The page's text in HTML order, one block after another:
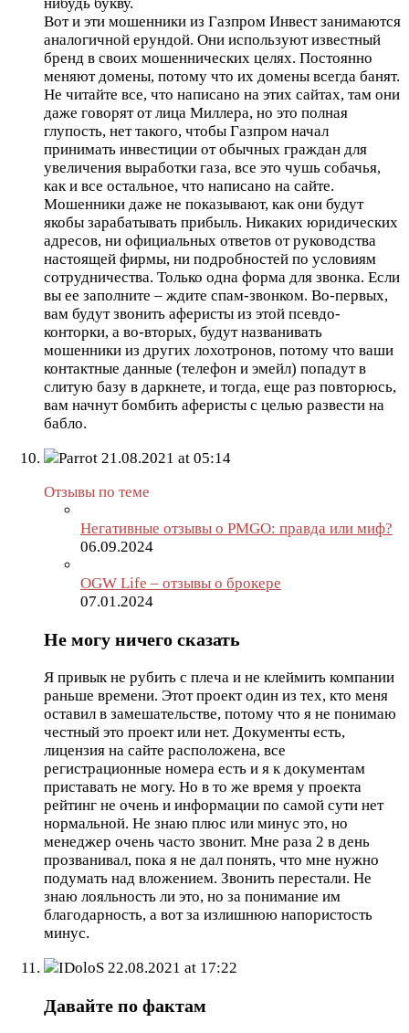
нибудь букву.
Вот и эти мошенники из Газпром Инвест занимаются
аналогичной ерундой. Они используют известный
бренд в своих мошеннических целях. Постоянно
меняют домены, потому что их домены всегда банят.
Не читайте все, что написано на этих сайтах, там они
даже говорят от лица Миллера, но это полная
глупость, нет такого, чтобы Газпром начал
принимать инвестиции от обычных граждан для
увеличения выработки газа, все это чушь собачья,
как и все остальное, что написано на сайте.
Мошенники даже не показывают, как они будут
якобы зарабатывать прибыль. Никаких юридических
адресов, ни официальных ответов от руководства
настоящей фирмы, ни подробностей по условиям
сотрудничества. Только одна форма для звонка. Если
вы ее заполните – ждите спам-звонком. Во-первых,
вам будут звонить аферисты из этой псевдо-
конторки, а во-вторых, будут названивать
мошенники из других лохотронов, потому что ваши
контактные данные (телефон и эмейл) попадут в
слитую базу в даркнете, и тогда, еще раз повторюсь,
вам начнут бомбить аферисты с целью развести на
бабло.
Parrot 21.08.2021 at 05:14
Отзывы по теме
Негативные отзывы о PMGO: правда или миф?
06.09.2024
OGW Life – отзывы о брокере
07.01.2024
Не могу ничего сказать
Я привык не рубить с плеча и не клеймить компании
раньше времени. Этот проект один из тех, кто меня
оставил в замешательстве, потому что я не понимаю
честный это проект или нет. Документы есть,
лицензия на сайте расположена, все
регистрационные номера есть и я к документам
приставать не могу. Но в то же время у проекта
рейтинг не очень и информации по самой сути нет
нормальной. Не знаю плюс или минус это, но
менеджер очень часто звонит. Мне раза 2 в день
прозванивал, пока я не дал понять, что мне нужно
подумать над вложением. Звонить перестали. Не
знаю лояльность ли это, но за понимание им
благодарность, а вот за излишнюю напористость
минус.
IDoloS 22.08.2021 at 17:22
Давайте по фактам